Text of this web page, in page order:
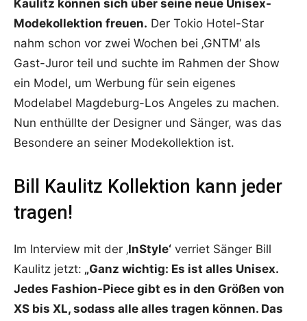
Kaulitz können sich über seine neue Unisex-
Modekollektion freuen. Der Tokio Hotel-Star
nahm schon vor zwei Wochen bei ‚GNTM‘ als
Gast-Juror teil und suchte im Rahmen der Show
ein Model, um Werbung für sein eigenes
Modelabel Magdeburg-Los Angeles zu machen.
Nun enthüllte der Designer und Sänger, was das
Besondere an seiner Modekollektion ist.
Bill Kaulitz Kollektion kann jeder
tragen!
Im Interview mit der ‚InStyle‘ verriet Sänger Bill
Kaulitz jetzt: „Ganz wichtig: Es ist alles Unisex.
Jedes Fashion-Piece gibt es in den Größen von
XS bis XL, sodass alle alles tragen können. Das